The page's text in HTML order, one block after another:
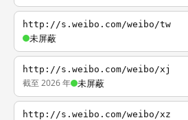
http://s.weibo.com/weibo/tw
未屏蔽
http://s.weibo.com/weibo/xj
截至 2026 年 未屏蔽
http://s.weibo.com/weibo/xz